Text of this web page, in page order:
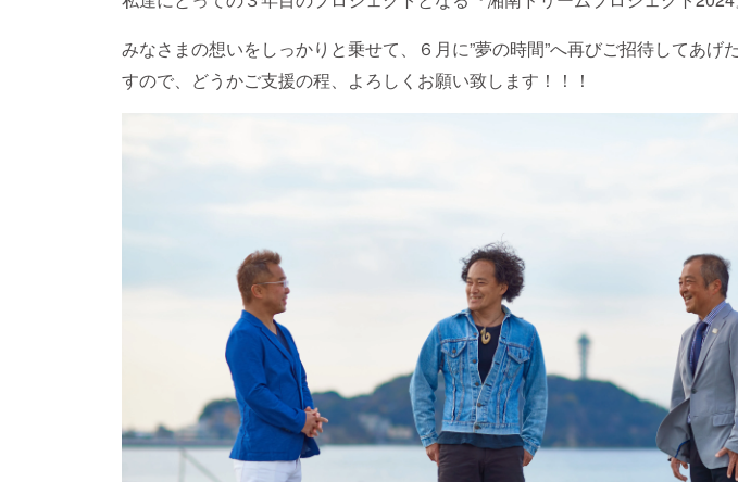
みなさまの想いをしっかりと乗せて、６月に”夢の時間”へ再びご招待してあげ
すので、どうかご支援の程、よろしくお願い致します！！！